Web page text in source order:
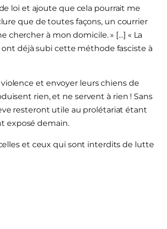
loi et ajoute que cela pourrait me
que de toutes façons, un courrier
chercher à mon domicile. » […] « La
ont déjà subi cette méthode fasciste à
et envoyer leurs chiens de
rien, et ne servent à rien ! Sans
resteront utile au prolétariat étant
exposé demain.
et ceux qui sont interdits de lutte